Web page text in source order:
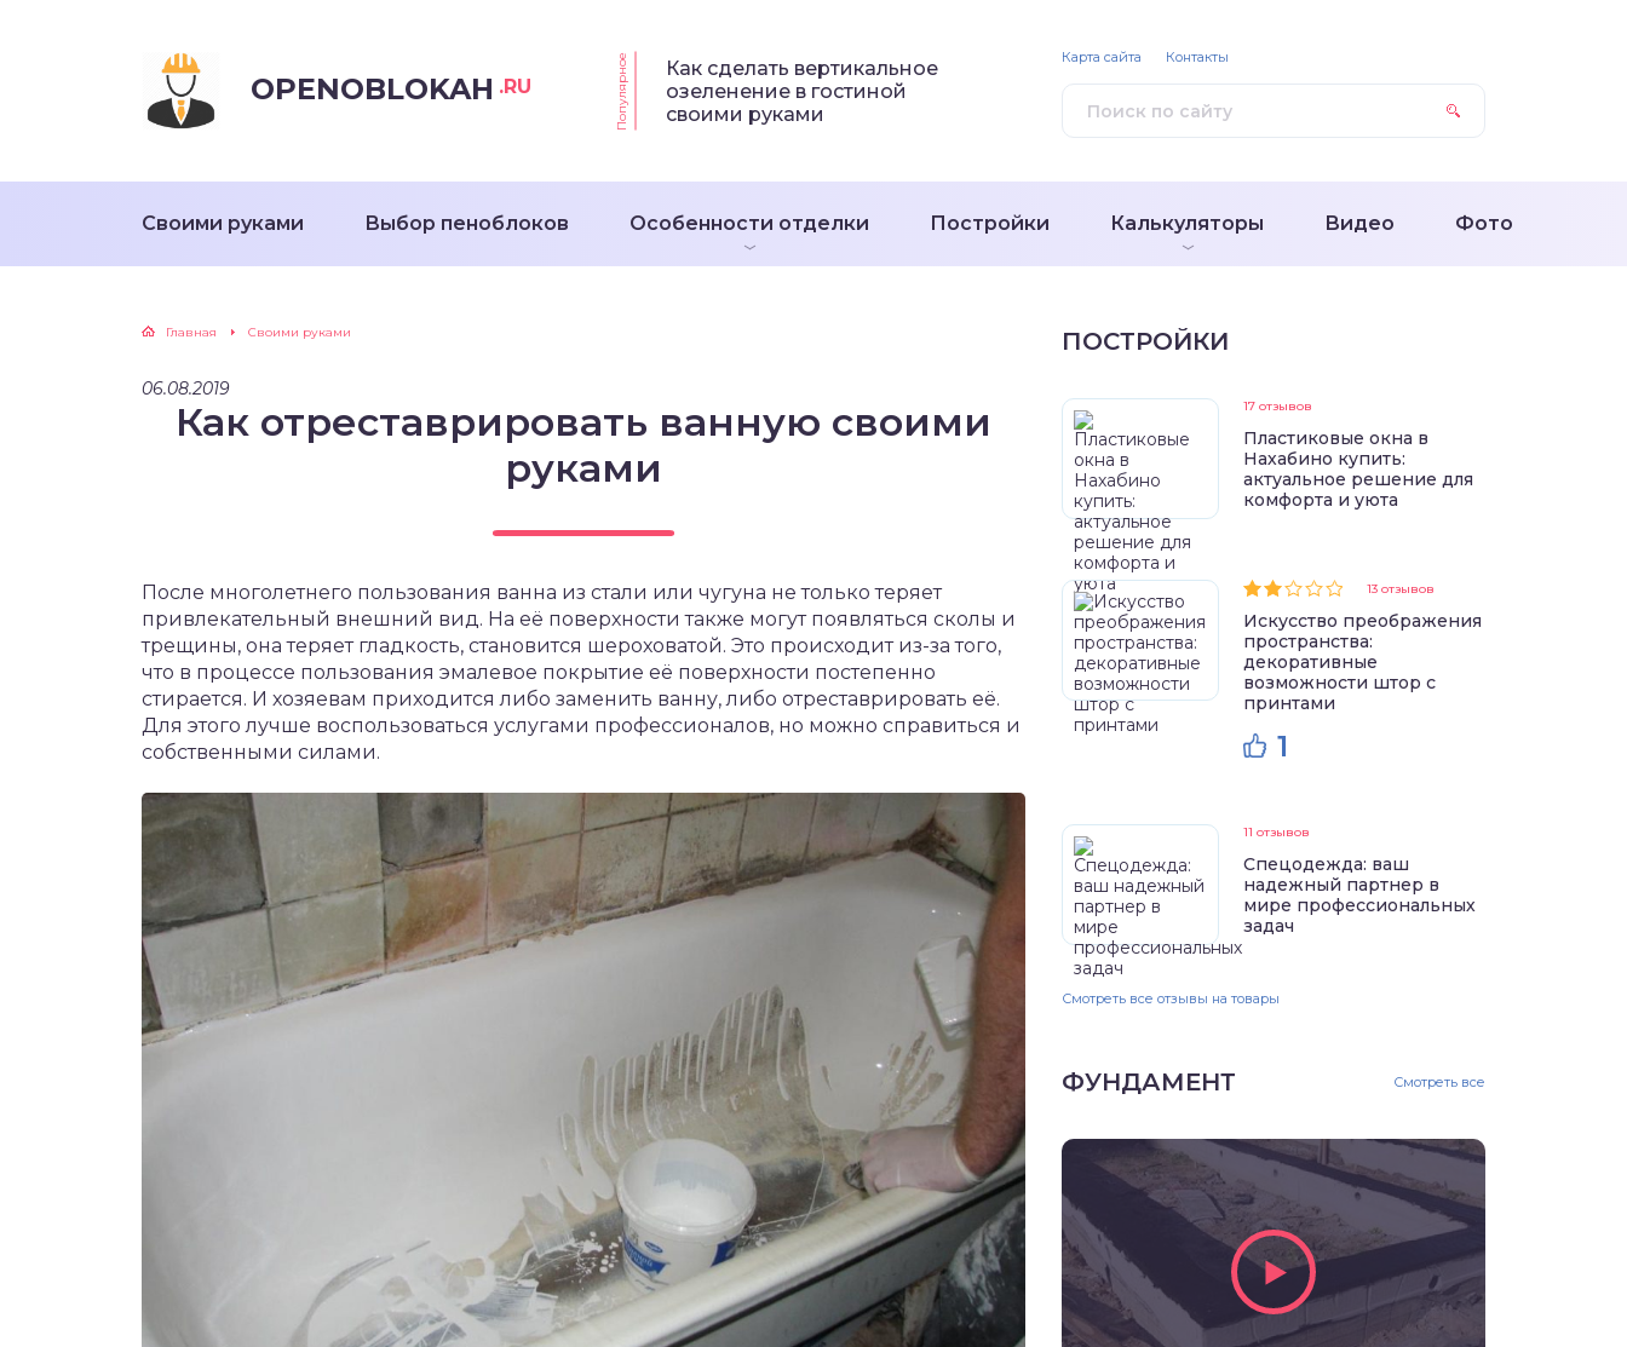
OPENOBLOKAH .RU Популярное
Как сделать вертикальное
озеленение в гостиной
своими руками
Своими руками Выбор пеноблоков Особенности отделки Постройки Калькуляторы Видео Фото
Карта сайта Контакты
Главная Своими руками
06.08.2019
Как отреставрировать ванную своими
руками
После многолетнего пользования ванна из стали или чугуна не только теряет
привлекательный внешний вид. На её поверхности также могут появляться сколы и
трещины, она теряет гладкость, становится шероховатой. Это происходит из-за того,
что в процессе пользования эмалевое покрытие её поверхности постепенно
стирается. И хозяевам приходится либо заменить ванну, либо отреставрировать её.
Для этого лучше воспользоваться услугами профессионалов, но можно справиться и
собственными силами.
ПОСТРОЙКИ
17 отзывов
Пластиковые окна в
Нахабино купить:
актуальное решение для
комфорта и уюта
13 отзывов
Искусство преображения
пространства:
декоративные
возможности штор с
принтами
1
11 отзывов
Спецодежда: ваш
надежный партнер в
мире профессиональных
задач
Смотреть все отзывы на товары
ФУНДАМЕНТ Смотреть все